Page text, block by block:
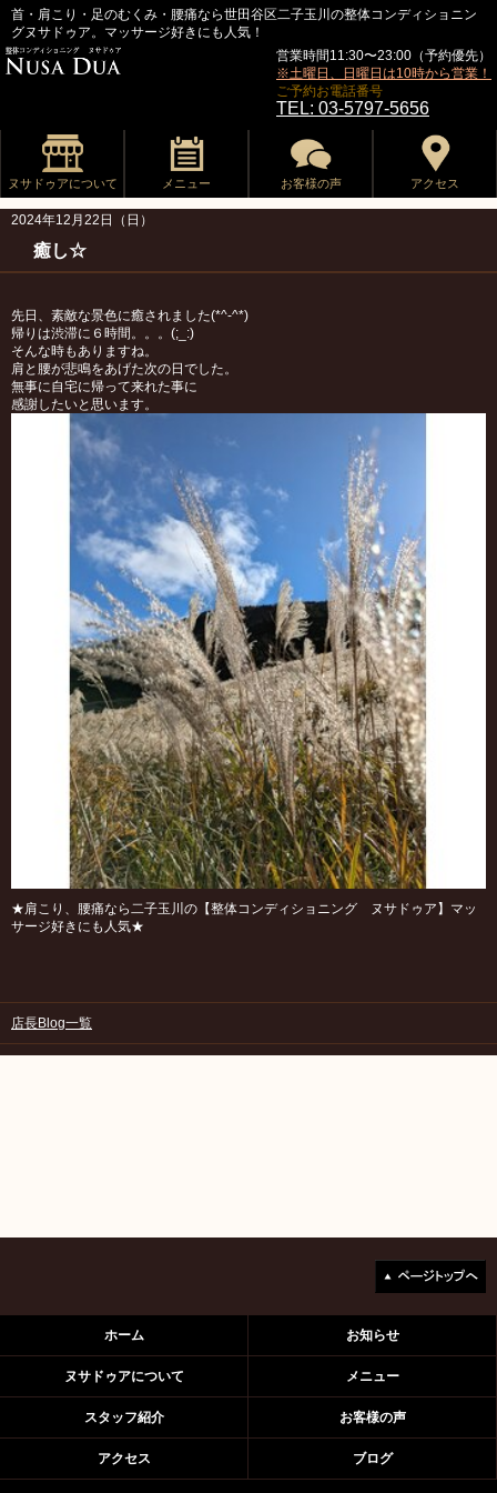
首・肩こり・足のむくみ・腰痛なら世田谷区二子玉川の整体コンディショニン
グヌサドゥア。マッサージ好きにも人気！
営業時間11:30〜23:00（予約優先）
※土曜日、日曜日は10時から営業！
ご予約お電話番号
TEL: 03-5797-5656
ヌサドゥアについて メニュー お客様の声 アクセス
2024年12月22日（日）
癒し☆
先日、素敵な景色に癒されました(*^-^*)
帰りは渋滞に６時間。。。(;_:)
そんな時もありますね。
肩と腰が悲鳴をあげた次の日でした。
無事に自宅に帰って来れた事に
感謝したいと思います。
★肩こり、腰痛なら二子玉川の【整体コンディショニング ヌサドゥア】マッ
サージ好きにも人気★
店長Blog一覧
ホーム お知らせ
ヌサドゥアについて メニュー
スタッフ紹介 お客様の声
アクセス ブログ